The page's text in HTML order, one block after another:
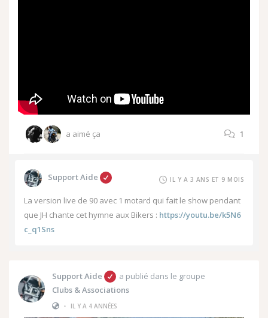
a aimé ça 1
Support Aide IL Y A 3 ANS ET 9 MOIS
La version live de 90 avec 1 motard qui fait le show pendant
que JH chante cet hymne aux Bikers : https://youtu.be/k5N6
c_q1Sns
Support Aide
a publié dans le groupe
Clubs & Associations
•
IL Y A 4 ANNÉES